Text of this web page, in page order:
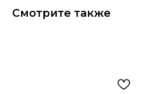
Смотрите также